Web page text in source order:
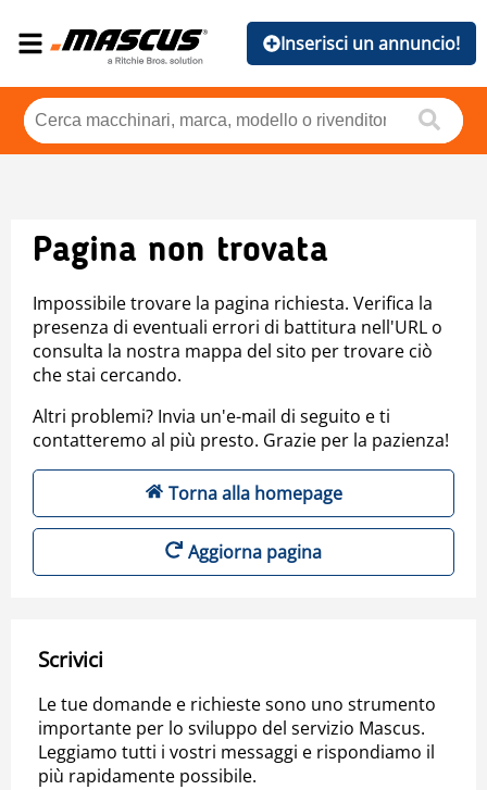
Inserisci un annuncio!
Pagina non trovata
Impossibile trovare la pagina richiesta. Verifica la
presenza di eventuali errori di battitura nell'URL o
consulta la nostra mappa del sito per trovare ciò
che stai cercando.
Altri problemi? Invia un'e-mail di seguito e ti
contatteremo al più presto. Grazie per la pazienza!
Torna alla homepage
Aggiorna pagina
Scrivici
Le tue domande e richieste sono uno strumento
importante per lo sviluppo del servizio Mascus.
Leggiamo tutti i vostri messaggi e rispondiamo il
più rapidamente possibile.